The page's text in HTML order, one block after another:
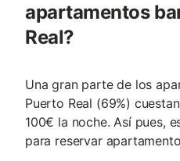
apartamentos
Real?
Una gran parte de los
Puerto Real (69%)
100€ la noche. Así pues,
para reservar